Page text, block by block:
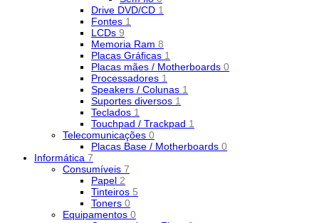
Drive DVD/CD 1
Fontes 1
LCDs 9
Memoria Ram 8
Placas Gráficas 1
Placas mães / Motherboards 0
Processadores 1
Speakers / Colunas 1
Suportes diversos 1
Teclados 1
Touchpad / Trackpad 1
Telecomunicações 0
Placas Base / Motherboards 0
Informática 7
Consumíveis 7
Papel 2
Tinteiros 5
Toners 0
Equipamentos 0